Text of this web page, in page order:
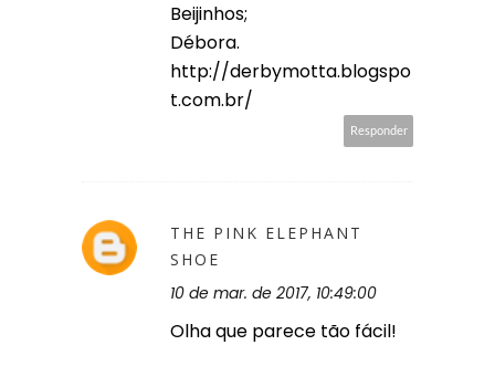
Beijinhos;
Débora.
http://derbymotta.blogspo
t.com.br/
Responder
THE PINK ELEPHANT
SHOE
10 de mar. de 2017, 10:49:00
Olha que parece tão fácil!